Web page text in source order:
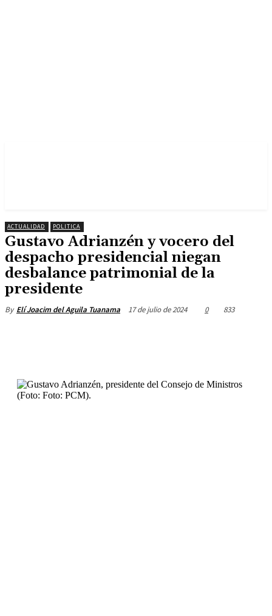
ACTUALIDAD POLITICA
Gustavo Adrianzén y vocero del
despacho presidencial niegan
desbalance patrimonial de la
presidente
By Elí Joacim del Aguila Tuanama 17 de julio de 2024 0 833